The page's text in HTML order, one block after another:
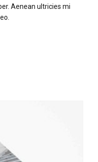
Aenean ultricies mi